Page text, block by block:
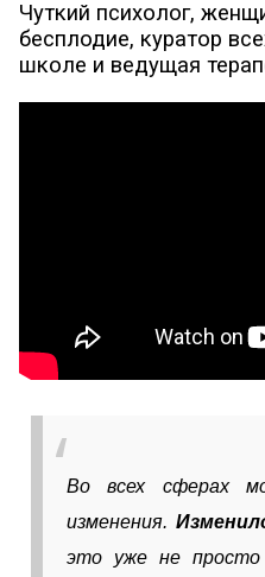
Чуткий психолог,
бесплодие, куратор
школе и ведущая
Во всех сферах
изменения.
это уже не просто